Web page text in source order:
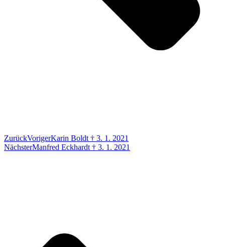
ZurückVorigerKarin Boldt † 3. 1. 2021
NächsterManfred Eckhardt † 3. 1. 2021